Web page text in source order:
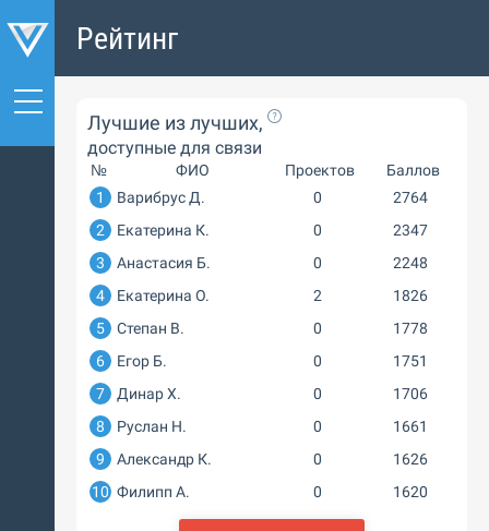
Рейтинг
Лучшие из лучших,
доступные для связи
№ ФИО Проектов
Баллов
1
Варибрус Д. 0
2764
2
Екатерина К. 0
2347
3
Анастасия Б. 0
2248
4
Екатерина О. 2
1826
5
Степан В. 0
1778
6
Егор Б. 0
1751
7
Динар Х. 0
1706
8
Руслан Н. 0
1661
9
Александр К. 0
1626
10 Филипп А. 0 1620